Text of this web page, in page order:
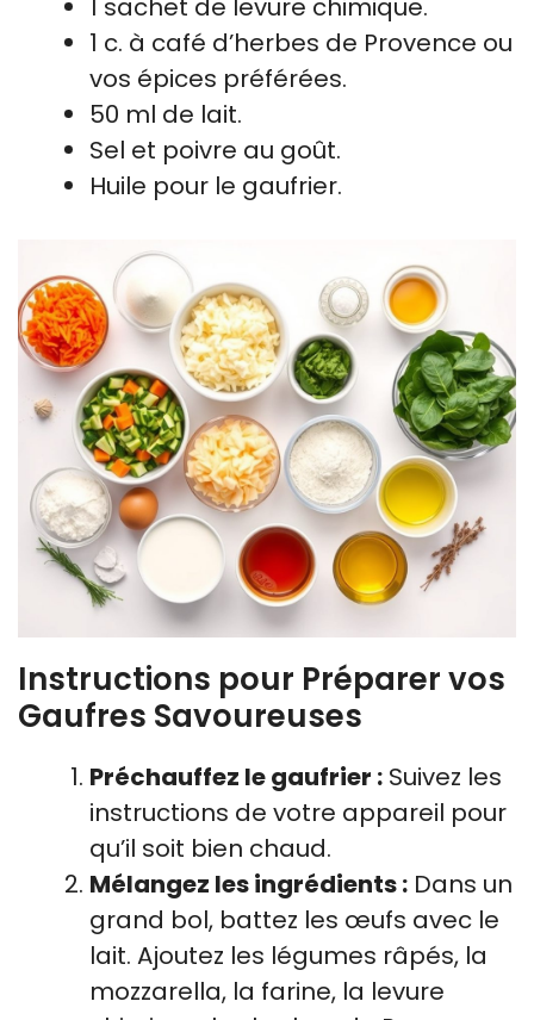
1 sachet de levure chimique.
1 c. à café d’herbes de Provence ou
vos épices préférées.
50 ml de lait.
Sel et poivre au goût.
Huile pour le gaufrier.
Instructions pour Préparer vos
Gaufres Savoureuses
Préchauffez le gaufrier : Suivez les
instructions de votre appareil pour
qu’il soit bien chaud.
Mélangez les ingrédients : Dans un
grand bol, battez les œufs avec le
lait. Ajoutez les légumes râpés, la
mozzarella, la farine, la levure